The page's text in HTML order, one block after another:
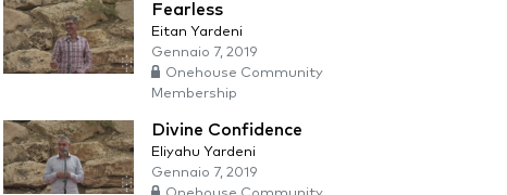
Fearless
Eitan Yardeni
Gennaio 7, 2019
Onehouse Community
Membership
Divine Confidence
Eliyahu Yardeni
Gennaio 7, 2019